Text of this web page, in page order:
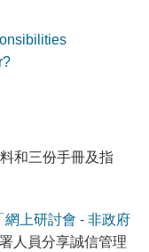
和三份手冊及指
上研討會 - 非政府
人員分享誠信管理